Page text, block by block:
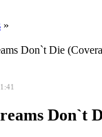
»
Don`t Die
Don`t